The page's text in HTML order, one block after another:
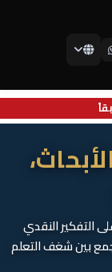
التفكير النقدي
بين شغف التعلم